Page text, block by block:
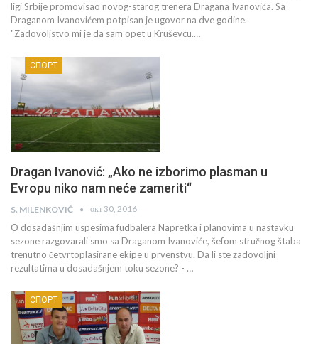
ligi Srbije promovisao novog-starog trenera Dragana Ivanovića. Sa
Draganom Ivanovićem potpisan je ugovor na dve godine.
"Zadovoljstvo mi je da sam opet u Kruševcu.…
СПОРТ
Dragan Ivanović: „Ako ne izborimo plasman u
Evropu niko nam neće zameriti“
S. MILENKOVIĆ окт 30, 2016
O dosadašnjim uspesima fudbalera Napretka i planovima u nastavku
sezone razgovarali smo sa Draganom Ivanoviće, šefom stručnog štaba
trenutno četvrtoplasirane ekipe u prvenstvu. Da li ste zadovoljni
rezultatima u dosadašnjem toku sezone? - …
СПОРТ